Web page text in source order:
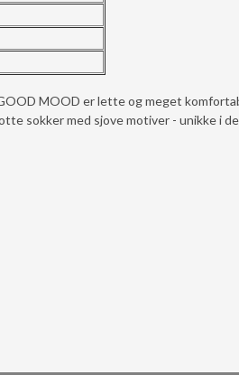
MOOD er lette og meget
sokker med sjove motiver - unikke i